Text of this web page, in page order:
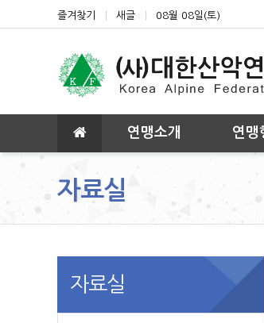
상단 네비
즐겨찾기 새글 08월 08일(토)
메인 메뉴 연맹소개 연맹
자료실
자료실